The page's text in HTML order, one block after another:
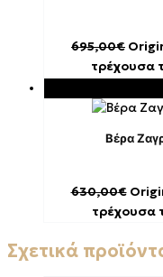
695,00€
τρέχουσα
Βέρα
630,00€
τρέχουσα
Σχετικά